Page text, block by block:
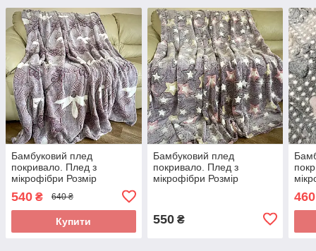
Бамбуковий плед
покривало. Плед з
мікрофібри Розмір
540 ₴ 640 ₴
Купити
Бамбуковий плед
покривало. Плед з
мікрофібри Розмір
550₴
460